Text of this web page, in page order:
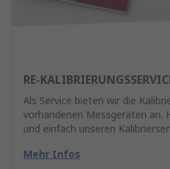
RE-
Als Service bieten wir die
vorhandenen Messgeräten an.
und einfach unseren
Mehr Infos